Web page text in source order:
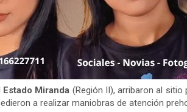
Miranda (Región II), arribaron al sitio
a realizar maniobras de atención